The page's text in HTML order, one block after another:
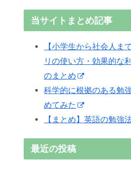
当サイトまとめ記事
【小学生から社会人ま
リの使い方・効果的な
のまとめ
科学的に根拠のある勉
めてみた
【まとめ】英語の勉強
最近の投稿